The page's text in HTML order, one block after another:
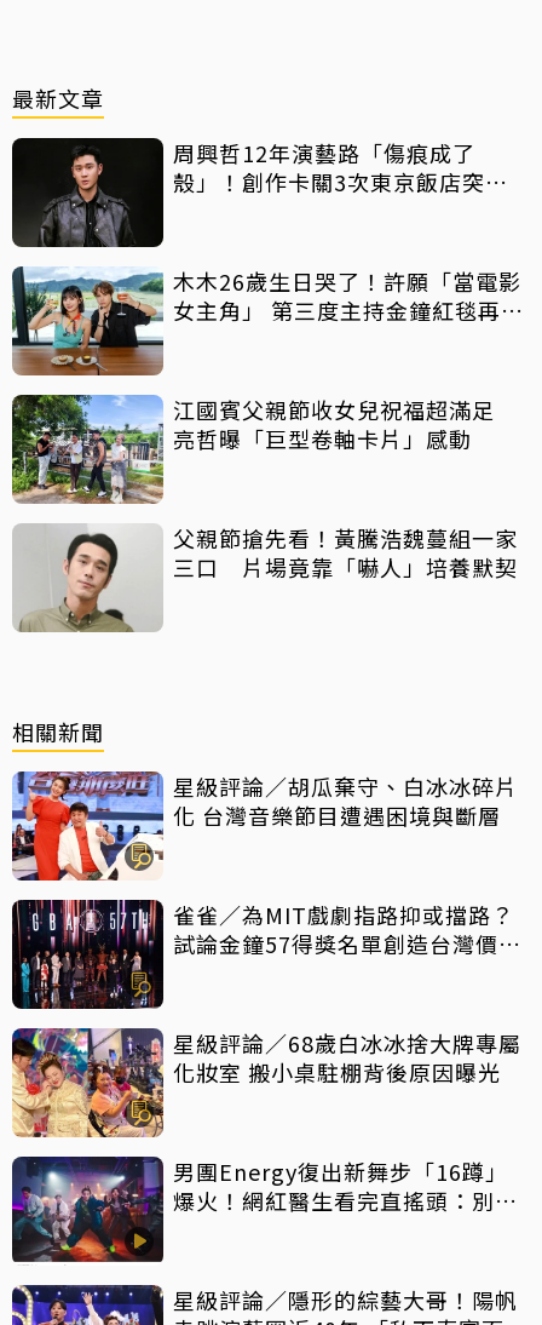
最新文章
周興哲12年演藝路「傷痕成了
殼」！創作卡關3次東京飯店突找
木木26歲生日哭了！許願「當電影
女主角」 第三度主持金鐘紅毯再喊
江國賓父親節收女兒祝福超滿足
亮哲曝「巨型卷軸卡片」感動
父親節搶先看！黃騰浩魏蔓組一家
三口 片場竟靠「嚇人」培養默契
相關新聞
星級評論／胡瓜棄守、白冰冰碎片
化 台灣音樂節目遭遇困境與斷層
雀雀／為MIT戲劇指路抑或擋路？
試論金鐘57得獎名單創造台灣價值
星級評論／68歲白冰冰捨大牌專屬
化妝室 搬小桌駐棚背後原因曝光
男團Energy復出新舞步「16蹲」
爆火！網紅醫生看完直搖頭：別亂
星級評論／隱形的綜藝大哥！陽帆